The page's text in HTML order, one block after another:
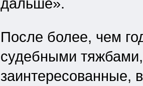
дальше».
После более, чем
судебными
заинтересованные,